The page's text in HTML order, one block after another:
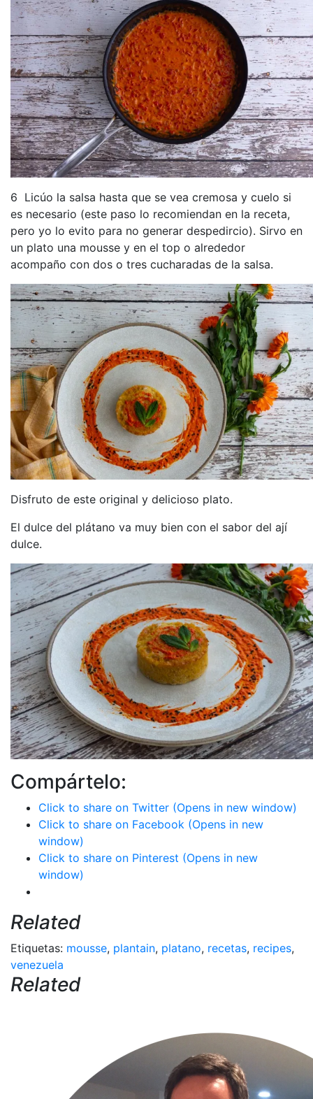
6 Licúo la salsa hasta que se vea cremosa y cuelo si
es necesario (este paso lo recomiendan en la receta,
pero yo lo evito para no generar despedircio). Sirvo en
un plato una mousse y en el top o alrededor
acompaño con dos o tres cucharadas de la salsa.
Disfruto de este original y delicioso plato.
El dulce del plátano va muy bien con el sabor del ají
dulce.
Compártelo:
Click to share on Twitter (Opens in new window)
Click to share on Facebook (Opens in new
window)
Click to share on Pinterest (Opens in new
window)
Related
Etiquetas: mousse, plantain, platano, recetas, recipes,
venezuela
Related